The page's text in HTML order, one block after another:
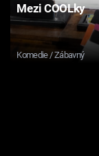
Mezi COOLky
Komedie / Zábavný